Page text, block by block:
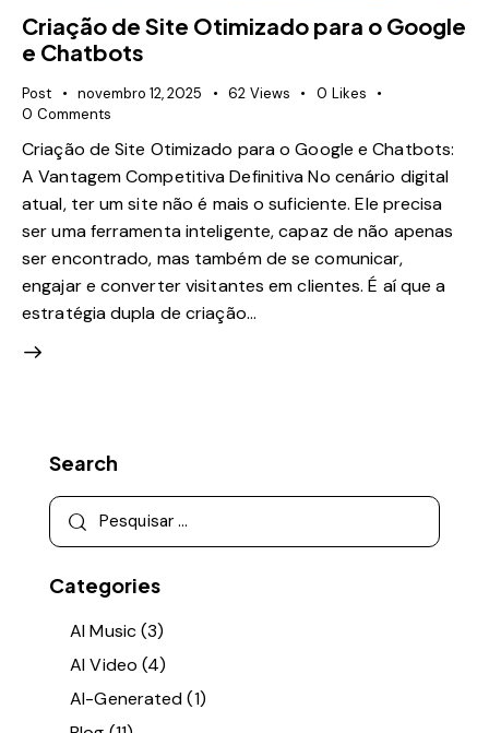
Criação de Site Otimizado para o Google
e Chatbots
Post novembro 12, 2025 62 Views 0 Likes
0 Comments
Criação de Site Otimizado para o Google e Chatbots:
A Vantagem Competitiva Definitiva No cenário digital
atual, ter um site não é mais o suficiente. Ele precisa
ser uma ferramenta inteligente, capaz de não apenas
ser encontrado, mas também de se comunicar,
engajar e converter visitantes em clientes. É aí que a
estratégia dupla de criação…
Search
Categories
AI Music(3)
AI Video (4)
AI-Generated(1)